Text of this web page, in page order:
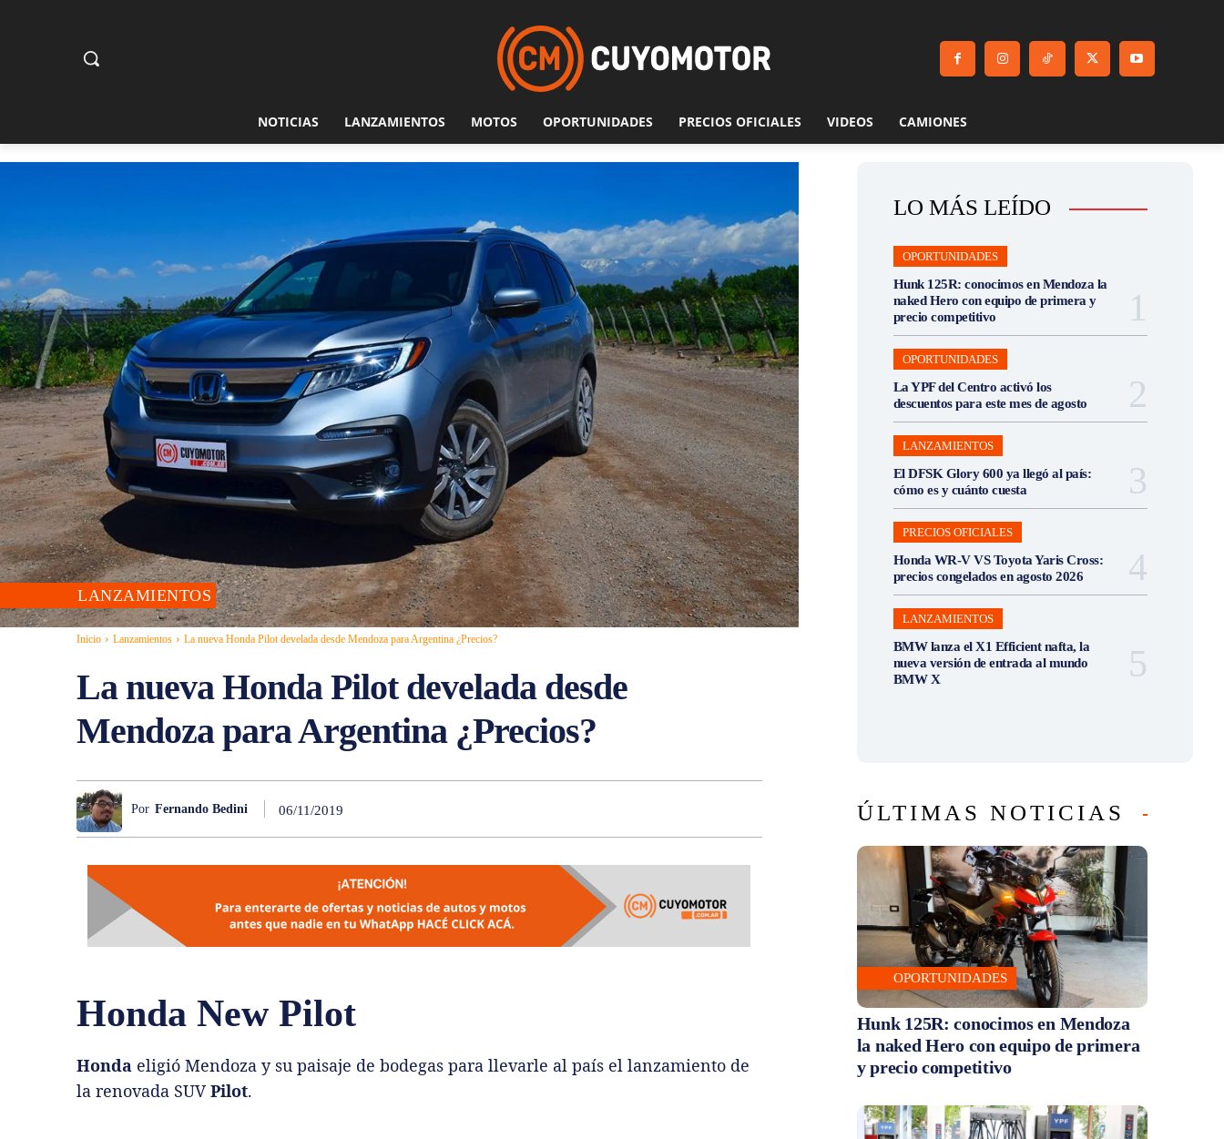
NOTICIAS LANZAMIENTOS MOTOS OPORTUNIDADES PRECIOS OFICIALES VIDEOS CAMIONES
LANZAMIENTOS
Inicio Lanzamientos La nueva Honda Pilot develada desde Mendoza para Argentina ¿Precios?
La nueva Honda Pilot develada desde
Mendoza para Argentina ¿Precios?
Por Fernando Bedini 06/11/2019
Honda New Pilot
Honda eligió Mendoza y su paisaje de bodegas para llevarle al país el lanzamiento de
la renovada SUVPilot.
LO MÁS LEÍDO
OPORTUNIDADES
Hunk 125R: conocimos en Mendoza la
naked Hero con equipo de primera y
precio competitivo
OPORTUNIDADES
La YPF del Centro activó los
descuentos para este mes de agosto
LANZAMIENTOS
El DFSK Glory 600 ya llegó al país:
cómo es y cuánto cuesta
PRECIOS OFICIALES
Honda WR-V VS Toyota Yaris Cross:
precios congelados en agosto 2026
LANZAMIENTOS
BMW lanza el X1 Efficient nafta, la
nueva versión de entrada al mundo
BMW X
ÚLTIMAS NOTICIAS
OPORTUNIDADES
Hunk 125R: conocimos en Mendoza
la naked Hero con equipo de primera
y precio competitivo